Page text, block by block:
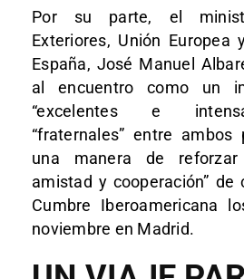
Por su parte, el
Exteriores, Unión Europea
España, José Manuel
al encuentro como un
“excelentes e
“fraternales” entre
una manera de reforzar
amistad y cooperación” de
Cumbre Iberoamericana
noviembre en Madrid.